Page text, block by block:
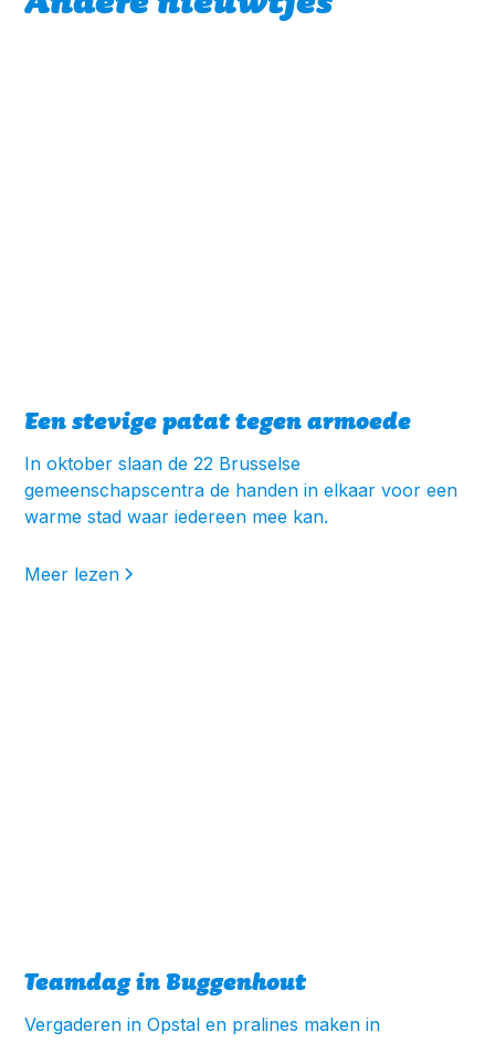
Een stevige patat tegen armoede
In oktober slaan de 22 Brusselse
gemeenschapscentra de handen in elkaar voor een
warme stad waar iedereen mee kan.
Meer lezen
Teamdag in Buggenhout
Vergaderen in Opstal en pralines maken in